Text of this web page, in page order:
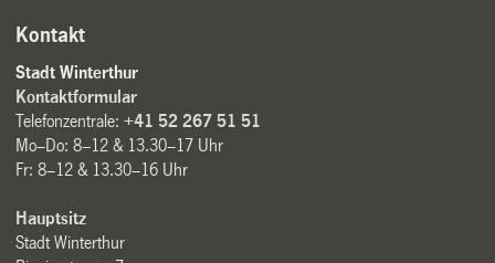
Kontakt
Stadt Winterthur
Kontaktformular
Telefonzentrale:+41 52 267 51 51
Mo–Do: 8–12 & 13.30–17 Uhr
Fr: 8–12 & 13.30–16 Uhr
Hauptsitz
Stadt Winterthur